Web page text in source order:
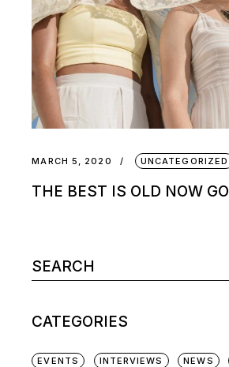
MARCH 5, 2020 UNCATEGORIZED
THE BEST IS OLD NOW GO
CATEGORIES
EVENTS INTERVIEWS NEWS